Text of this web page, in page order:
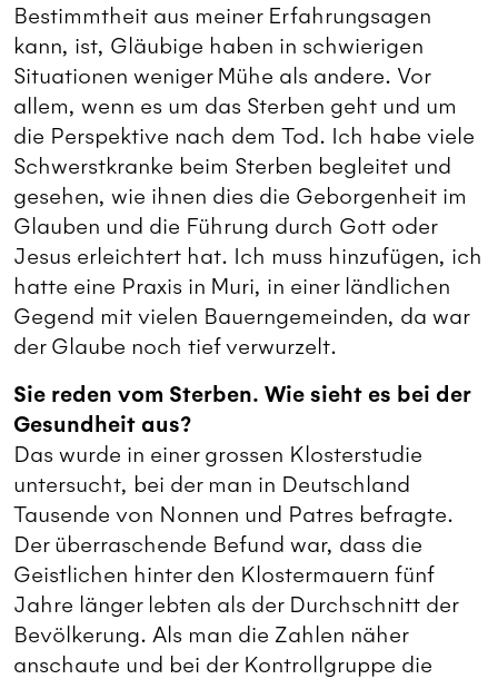
Bestimmtheit aus meiner Erfahrungsagen
kann, ist, Gläubige haben in schwierigen
Situationen weniger Mühe als andere. Vor
allem, wenn es um das Sterben geht und um
die Perspektive nach dem Tod. Ich habe viele
Schwerstkranke beim Sterben begleitet und
gesehen, wie ihnen dies die Geborgenheit im
Glauben und die Führung durch Gott oder
Jesus erleichtert hat. Ich muss hinzufügen, ich
hatte eine Praxis in Muri, in einer ländlichen
Gegend mit vielen Bauerngemeinden, da war
der Glaube noch tief verwurzelt.
Sie reden vom Sterben. Wie sieht es bei der
Gesundheit aus?
Das wurde in einer grossen Klosterstudie
untersucht, bei der man in Deutschland
Tausende von Nonnen und Patres befragte.
Der überraschende Befund war, dass die
Geistlichen hinter den Klostermauern fünf
Jahre länger lebten als der Durchschnitt der
Bevölkerung. Als man die Zahlen näher
anschaute und bei der Kontrollgruppe die